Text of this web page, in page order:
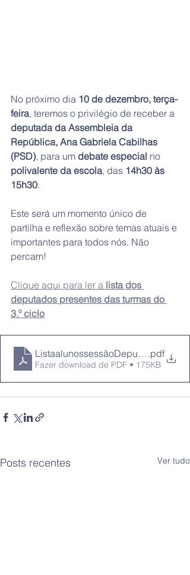
No próximo dia 10 de dezembro, terça-
feira, teremos o privilégio de receber a
deputada da Assembleia da
República, Ana Gabriela Cabilhas
(PSD), para um debate especial no
polivalente da escola, das 14h30 às
15h30.
Este será um momento único de
partilha e reflexão sobre temas atuais e
importantes para todos nós. Não
percam!
Clique aqui para ler a lista dos
deputados presentes das turmas do
3.º ciclo
.pdf
Fazer download de PDF • 175KB
Posts recentes Ver tudo